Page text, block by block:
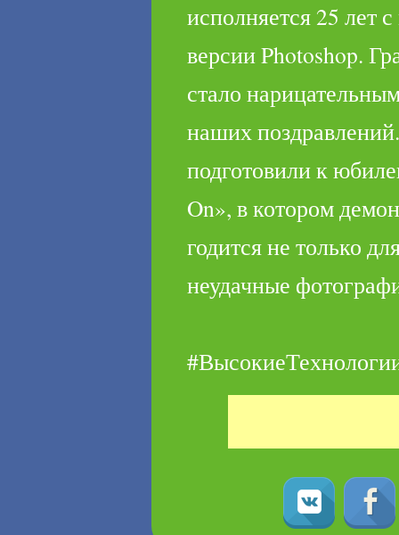
исполняется 25 лет
версии Photoshop.
стало
наших
подготовили к
On», в котором
годится не только
неудачные